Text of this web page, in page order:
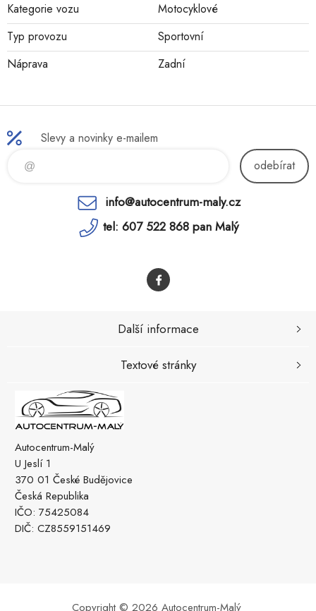
Kategorie vozu
Motocyklové
Typ provozu
Sportovní
Náprava
Zadní
Slevy a novinky e-mailem
odebírat
info@autocentrum-maly.cz
tel: 607 522 868 pan Malý
Autocentrum-Malý
U Jeslí 1
370 01 České Budějovice
Česká Republika
IČO: 75425084
DIČ: CZ8559151469
Další informace
Textové stránky
Copyright © 2026 Autocentrum-Malý